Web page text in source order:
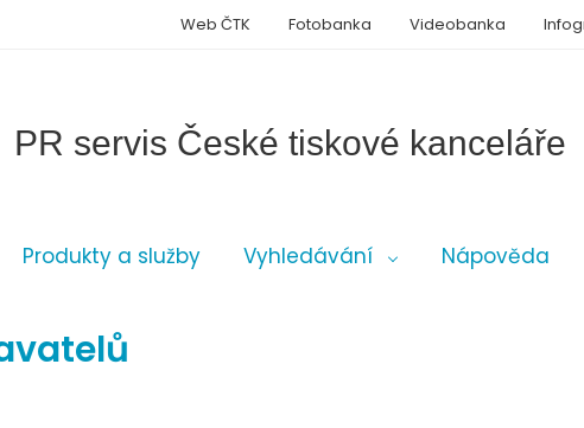
PR servis České tiskové kanceláře
Produkty a služby Vyhledávání Nápověda
Web ČTK Fotobanka Videobanka